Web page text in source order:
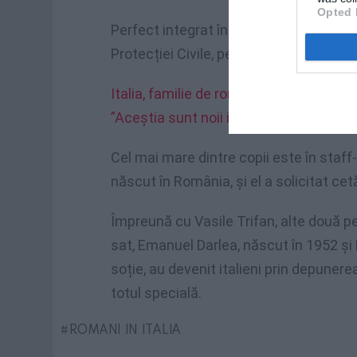
Opted
Perfect integrat în comunitate, își
Protecției Civile, pentru că în România
Italia, familie de români cu
”Aceștia sunt noii italieni”
Cel mai mare dintre copii este în
născut în România, și el a solicitat
Împreună cu Vasile Trifan, alte două
sat, Emanuel Darlea, născut în 1952
soție, au devenit italieni prin
totul specială.
ROMANI IN ITALIA